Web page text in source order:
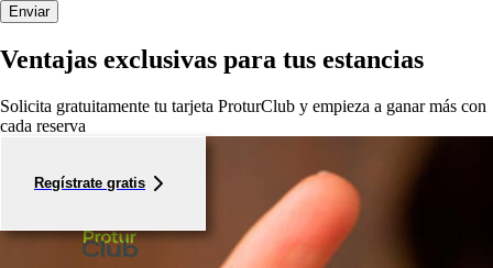
Enviar
Ventajas exclusivas para tus estancias
Solicita gratuitamente tu tarjeta ProturClub y empieza a ganar más con
cada reserva
Regístrate gratis